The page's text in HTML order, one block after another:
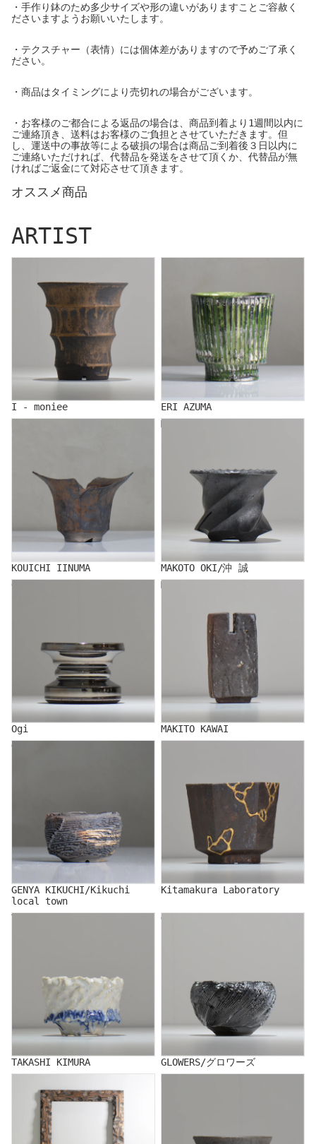
・手作り鉢のため多少サイズや形の違いがありますことご容赦く
ださいますようお願いいたします。
・テクスチャー（表情）には個体差がありますので予めご了承く
ださい。
・商品はタイミングにより売切れの場合がございます。
・お客様のご都合による返品の場合は、商品到着より1週間以内に
ご連絡頂き、送料はお客様のご負担とさせていただきます。但
し、運送中の事故等による破損の場合は商品ご到着後３日以内に
ご連絡いただければ、代替品を発送をさせて頂くか、代替品が無
ければご返金にて対応させて頂きます。
オススメ商品
ARTIST
I - moniee
ERI AZUMA
KOUICHI IINUMA
MAKOTO OKI/沖 誠
MAKOTO OKI/沖 誠
Ogi
Ogi
MAKITO KAWAI
MAKITO KAWAI
GENYA KIKUCHI/Kikuchi
GENYA KIKUCHI/Kikuchi
local town
Kitamakura Laboratory
TAKASHI KIMURA
TAKASHI KIMURA
GLOWERS/グロワーズ
GLOWERS/グロワーズ